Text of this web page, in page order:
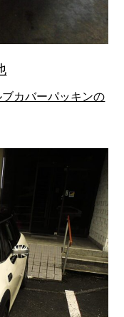
カバーパッキンの